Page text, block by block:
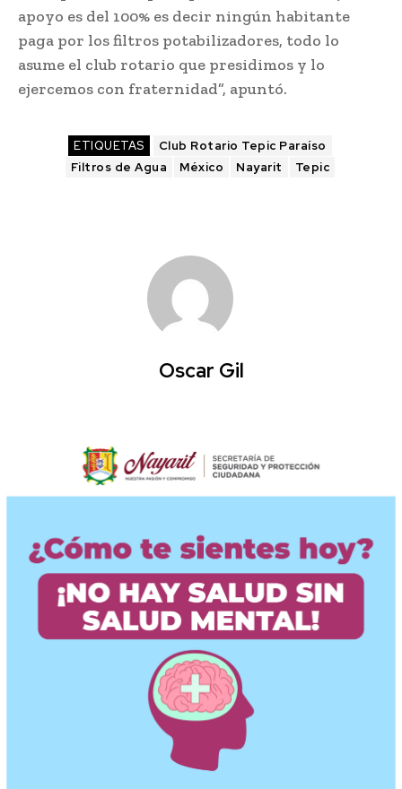
apoyo es del 100% es decir ningún habitante
paga por los filtros potabilizadores, todo lo
asume el club rotario que presidimos y lo
ejercemos con fraternidad”, apuntó.
ETIQUETAS
Club Rotario Tepic Paraíso
Filtros de Agua
México Nayarit Tepic
Oscar Gil